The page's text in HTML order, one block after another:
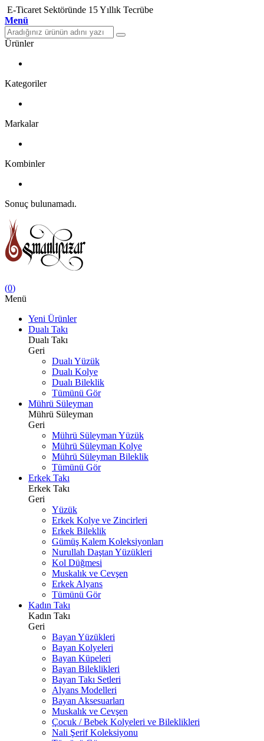
E-Ticaret Sektöründe 15 Yıllık Tecrübe
Menü
Ürünler
Kategoriler
Markalar
Kombinler
Sonuç bulunamadı.
(0)
Menü
Yeni Ürünler
Dualı Takı
Dualı Takı
Geri
Dualı Yüzük
Dualı Kolye
Dualı Bileklik
Tümünü Gör
Mührü Süleyman
Mührü Süleyman
Geri
Mührü Süleyman Yüzük
Mührü Süleyman Kolye
Mührü Süleyman Bileklik
Tümünü Gör
Erkek Takı
Erkek Takı
Geri
Yüzük
Erkek Kolye ve Zincirleri
Erkek Bileklik
Gümüş Kalem Koleksiyonları
Nurullah Daştan Yüzükleri
Kol Düğmesi
Muskalık ve Cevşen
Erkek Alyans
Tümünü Gör
Kadın Takı
Kadın Takı
Geri
Bayan Yüzükleri
Bayan Kolyeleri
Bayan Küpeleri
Bayan Bileklikleri
Bayan Takı Setleri
Alyans Modelleri
Bayan Aksesuarları
Muskalık ve Cevşen
Çocuk / Bebek Kolyeleri ve Bileklikleri
Nali Şerif Koleksiyonu